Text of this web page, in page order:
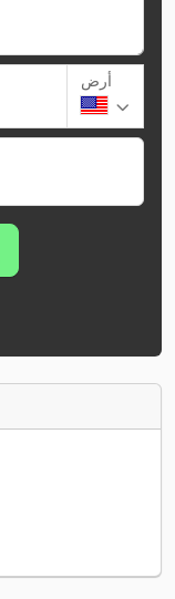
أرض